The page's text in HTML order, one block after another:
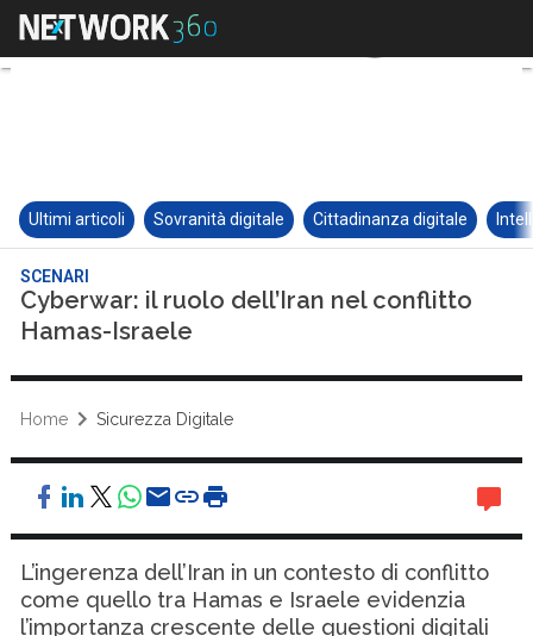
Ultimi articoli Sovranità digitale Cittadinanza digitale
SCENARI
Cyberwar: il ruolo dell’Iran nel conflitto
Hamas-Israele
Home Sicurezza Digitale
L’ingerenza dell’Iran in un contesto di conflitto
come quello tra Hamas e Israele evidenzia
l’importanza crescente delle questioni digitali